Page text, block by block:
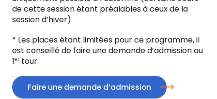
de cette session étant préalables à ceux de la
session d’hiver).
* Les places étant limitées pour ce programme, il
est conseillé de faire une demande d’admission au
1er tour.
Faire une demande d’admission